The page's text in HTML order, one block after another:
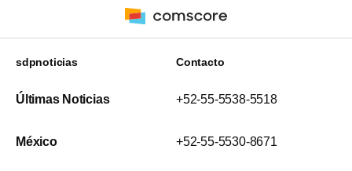
sdpnoticias
Últimas Noticias
México
Contacto
+52-55-5538-5518
+52-55-5530-8671